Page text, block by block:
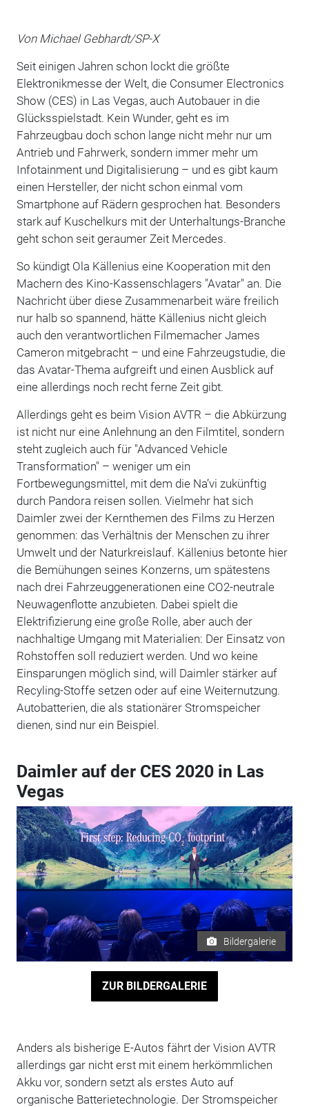
Von Michael Gebhardt/SP-X
Seit einigen Jahren schon lockt die größte
Elektronikmesse der Welt, die Consumer Electronics
Show (CES) in Las Vegas, auch Autobauer in die
Glücksspielstadt. Kein Wunder, geht es im
Fahrzeugbau doch schon lange nicht mehr nur um
Antrieb und Fahrwerk, sondern immer mehr um
Infotainment und Digitalisierung – und es gibt kaum
einen Hersteller, der nicht schon einmal vom
Smartphone auf Rädern gesprochen hat. Besonders
stark auf Kuschelkurs mit der Unterhaltungs-Branche
geht schon seit geraumer Zeit Mercedes.
So kündigt Ola Källenius eine Kooperation mit den
Machern des Kino-Kassenschlagers "Avatar" an. Die
Nachricht über diese Zusammenarbeit wäre freilich
nur halb so spannend, hätte Källenius nicht gleich
auch den verantwortlichen Filmemacher James
Cameron mitgebracht – und eine Fahrzeugstudie, die
das Avatar-Thema aufgreift und einen Ausblick auf
eine allerdings noch recht ferne Zeit gibt.
Allerdings geht es beim Vision AVTR – die Abkürzung
ist nicht nur eine Anlehnung an den Filmtitel, sondern
steht zugleich auch für "Advanced Vehicle
Transformation" – weniger um ein
Fortbewegungsmittel, mit dem die Na’vi zukünftig
durch Pandora reisen sollen. Vielmehr hat sich
Daimler zwei der Kernthemen des Films zu Herzen
genommen: das Verhältnis der Menschen zu ihrer
Umwelt und der Naturkreislauf. Källenius betonte hier
die Bemühungen seines Konzerns, um spätestens
nach drei Fahrzeuggenerationen eine CO2-neutrale
Neuwagenflotte anzubieten. Dabei spielt die
Elektrifizierung eine große Rolle, aber auch der
nachhaltige Umgang mit Materialien: Der Einsatz von
Rohstoffen soll reduziert werden. Und wo keine
Einsparungen möglich sind, will Daimler stärker auf
Recyling-Stoffe setzen oder auf eine Weiternutzung.
Autobatterien, die als stationärer Stromspeicher
dienen, sind nur ein Beispiel.
Daimler auf der CES 2020 in Las
Vegas
Bildergalerie
ZUR BILDERGALERIE
Anders als bisherige E-Autos fährt der Vision AVTR
allerdings gar nicht erst mit einem herkömmlichen
Akku vor, sondern setzt als erstes Auto auf
organische Batterietechnologie. Der Stromspeicher